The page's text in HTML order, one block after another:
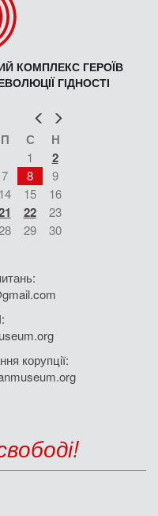
КОМПЛЕКС ГЕРОЇВ
ГІДНОСТІ
Попер
П С Н
1 2
7 8
9
14 15
16
22
23
29
30
корупції: